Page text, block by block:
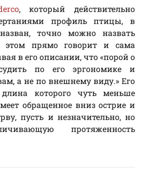
, который действительно
профиль птицы, в
точно можно назвать
этом прямо говорит и сама
в его описании, что «порой о
по его эргономике и
а не по внешнему виду.» Его
которого чуть меньше
обращенное вниз острие и
пусть и незначительно, но
протяженность